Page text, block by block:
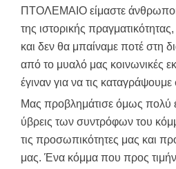
ΠΤΟΛΕΜΑΙΟ είμαστε άνθρωποι
της ιστορικής
και δεν θα μπαίναμε ποτέ στη
από το μυαλό μας κοινωνικές
έγιναν για να τις καταγράψουμε
Μας προβλημάτισε όμως πολύ
ύβρεις των συντρόφων του
τις προσωπικότητες μας και
μας. Ένα κόμμα που προς τιμήν